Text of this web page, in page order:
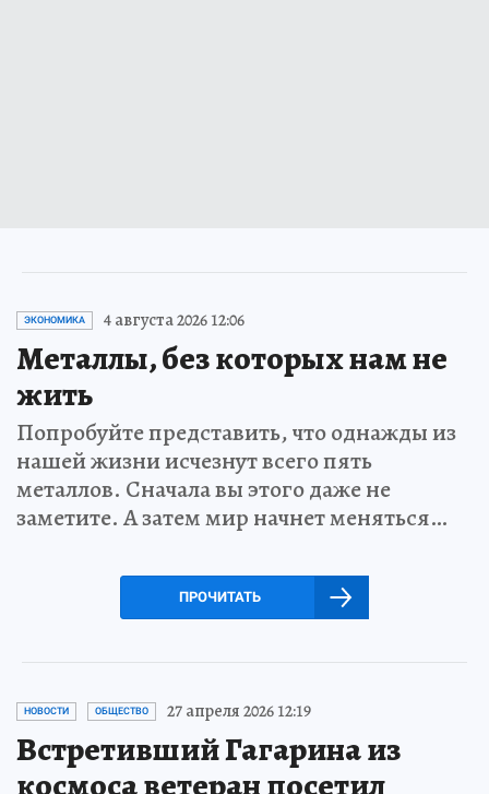
ЭКОНОМИКА 4 августа 2026 12:06
Металлы, без которых нам не
жить
Попробуйте представить, что однажды из
нашей жизни исчезнут всего пять
металлов. Сначала вы этого даже не
заметите. А затем мир начнет меняться…
ПРОЧИТАТЬ
НОВОСТИ ОБЩЕСТВО 27 апреля 2026 12:19
Встретивший Гагарина из